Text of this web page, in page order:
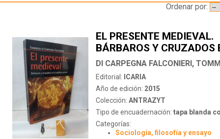
Ordenar por:
EL PRESENTE MEDIEVAL.
BÁRBAROS Y CRUZADOS
POLÍTICA ACTUAL
DI CARPEGNA FALCONIERI,
Editorial: ICARIA
Año de edición: 2015
Colección: ANTRAZYT
Tipo de encuadernación: tapa blanda
Categorías:
Sociología, filosofía y ensayo